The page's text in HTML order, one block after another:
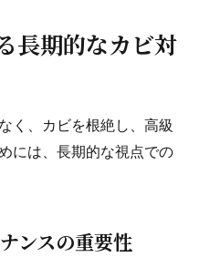
長期的なカビ対
く、カビを根絶し、高級
には、長期的な視点での
ンスの重要性